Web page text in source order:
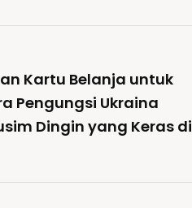
Kartu Belanja untuk
Pengungsi Ukraina
Dingin yang Keras di